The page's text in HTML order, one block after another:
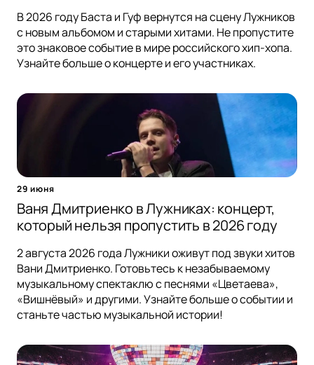
В 2026 году Баста и Гуф вернутся на сцену Лужников
с новым альбомом и старыми хитами. Не пропустите
это знаковое событие в мире российского хип-хопа.
Узнайте больше о концерте и его участниках.
29 июня
Ваня Дмитриенко в Лужниках: концерт,
который нельзя пропустить в 2026 году
2 августа 2026 года Лужники оживут под звуки хитов
Вани Дмитриенко. Готовьтесь к незабываемому
музыкальному спектаклю с песнями «Цветаева»,
«Вишнёвый» и другими. Узнайте больше о событии и
станьте частью музыкальной истории!